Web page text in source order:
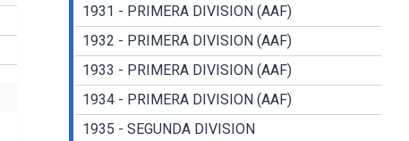
1931 - PRIMERA DIVISION (AAF)
1932 - PRIMERA DIVISION (AAF)
1933 - PRIMERA DIVISION (AAF)
1934 - PRIMERA DIVISION (AAF)
1935 - SEGUNDA DIVISION